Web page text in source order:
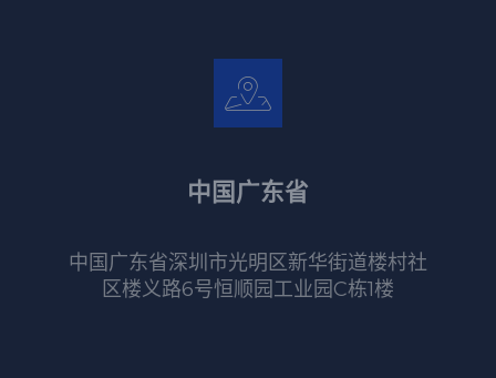
中国广东省
中国广东省深圳市光明区新华街道楼村社
区楼义路6号恒顺园工业园C栋1楼